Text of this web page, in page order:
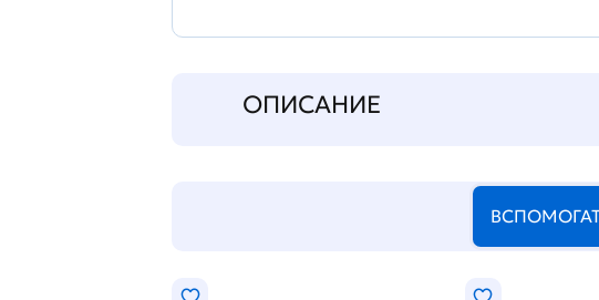
ОПИСАНИЕ